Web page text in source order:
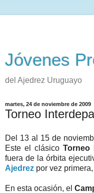
Jóvenes
del Ajedrez Uruguayo
martes, 24 de noviembre de 2009
Torneo
Del 13 al 15 de
Este el clásico Torneo
fuera de la órbita
Ajedrez por vez
En esta ocasión, el